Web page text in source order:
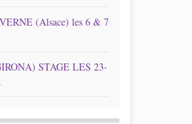
(Alsace) les 6 & 7
STAGE LES 23-